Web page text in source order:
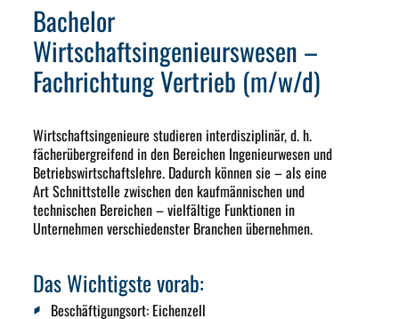
Bachelor
Wirtschaftsingenieurswesen –
Fachrichtung Vertrieb (m/w/d)
Wirtschaftsingenieure studieren interdisziplinär, d. h.
fächerübergreifend in den Bereichen Ingenieurwesen und
Betriebswirtschaftslehre. Dadurch können sie – als eine
Art Schnittstelle zwischen den kaufmännischen und
technischen Bereichen – vielfältige Funktionen in
Unternehmen verschiedenster Branchen übernehmen.
Das Wichtigste vorab:
Beschäftigungsort: Eichenzell